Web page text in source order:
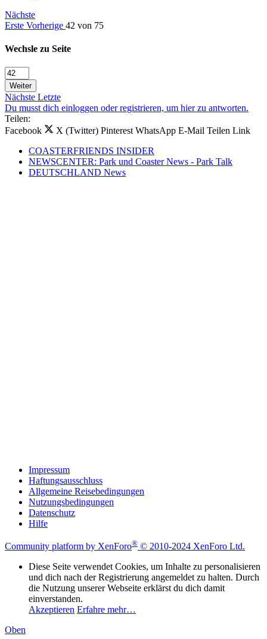
Nächste
Erste Vorherige 42 von 75
Wechsle zu Seite
Weiter
Nächste Letzte
Du musst dich einloggen oder registrieren, um hier zu antworten.
Teilen:
Facebook
X (Twitter) Pinterest WhatsApp E-Mail Teilen Link
COASTERFRIENDS INSIDER
NEWSCENTER: Park und Coaster News - Park Talk
DEUTSCHLAND News
Impressum
Haftungsausschluss
Allgemeine Reisebedingungen
Nutzungsbedingungen
Datenschutz
Hilfe
Community platform by XenForo® © 2010-2024 XenForo Ltd.
Diese Seite verwendet Cookies, um Inhalte zu personalisieren
und dich nach der Registrierung angemeldet zu halten. Durch
die Nutzung unserer Webseite erklärst du dich damit
einverstanden.
Akzeptieren Erfahre mehr…
Oben